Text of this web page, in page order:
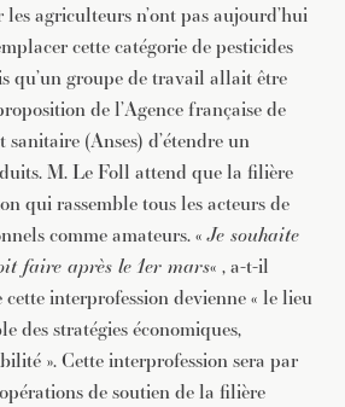
les agriculteurs n’ont pas aujourd’hui
cette catégorie de pesticides
qu’un groupe de travail allait être
de l’Agence française de
(Anses) d’étendre un
M. Le Foll attend que la filière
qui rassemble tous les acteurs de
comme amateurs. «Je souhaite
faire après le 1er mars« , a-t-il
interprofession devienne « le lieu
des stratégies économiques,
». Cette interprofession sera par
de soutien de la filière